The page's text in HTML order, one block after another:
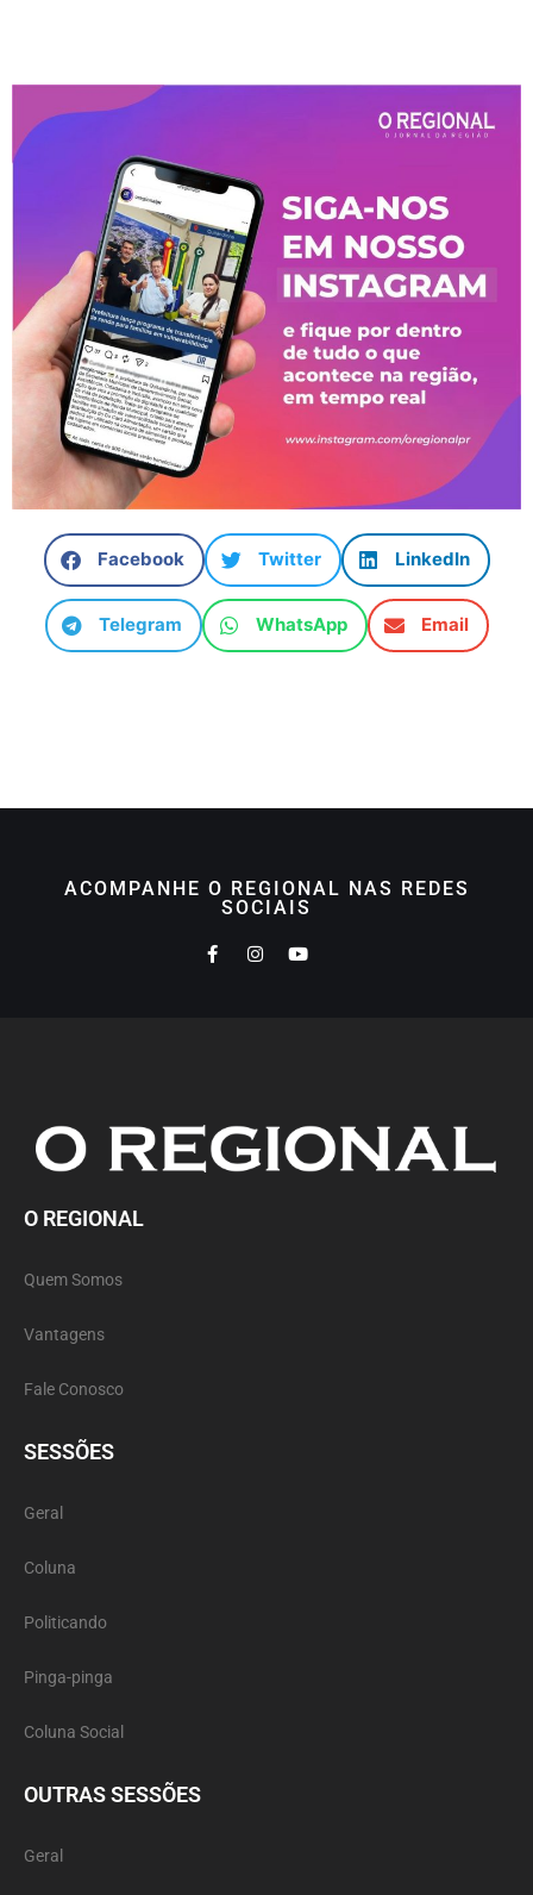
Facebook Twitter LinkedIn
Telegram WhatsApp Email
ACOMPANHE O REGIONAL NAS REDES
SOCIAIS
O REGIONAL
Quem Somos
Vantagens
Fale Conosco
SESSÕES
Geral
Coluna
Politicando
Pinga-pinga
Coluna Social
OUTRAS SESSÕES
Geral